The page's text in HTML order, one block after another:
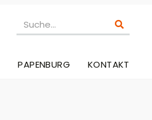
PAPENBURG KONTAKT